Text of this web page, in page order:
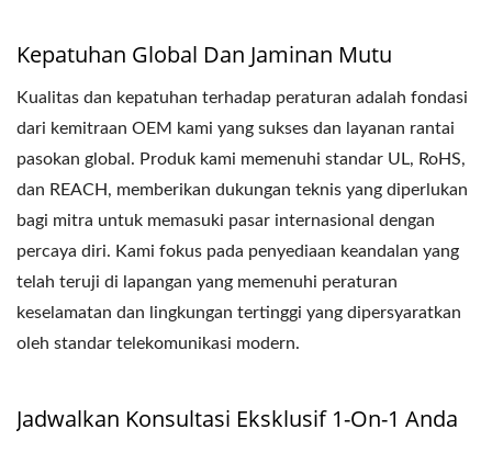
Kepatuhan Global Dan Jaminan Mutu
Kualitas dan kepatuhan terhadap peraturan adalah fondasi
dari kemitraan OEM kami yang sukses dan layanan rantai
pasokan global. Produk kami memenuhi standar UL, RoHS,
dan REACH, memberikan dukungan teknis yang diperlukan
bagi mitra untuk memasuki pasar internasional dengan
percaya diri. Kami fokus pada penyediaan keandalan yang
telah teruji di lapangan yang memenuhi peraturan
keselamatan dan lingkungan tertinggi yang dipersyaratkan
oleh standar telekomunikasi modern.
Jadwalkan Konsultasi Eksklusif 1-On-1 Anda